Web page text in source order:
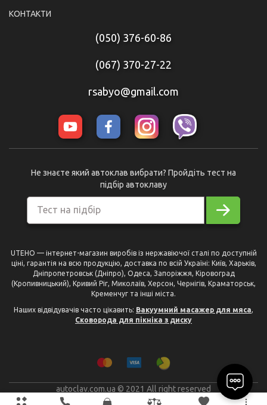
КОНТАКТИ
(050) 376-60-86
(067) 370-27-22
rsabyo@gmail.com
Тест на підбір
Не знаєте який автоклав вибрати? Пройдіть тест на
підбір автоклаву
UTEHO — інтернет-магазин виробів із нержавіючої сталі по доступній
ціні, гарантія на всю продукцію, доставка по всій Україні: Київ, Харьків,
Дніпропетровськ (Дніпро), Одеса, Запоріжжя, Кіровоград
(Кропивницький), Кривий Ріг, Миколаїв, Херсон, Чернігів, Краматорськ,
Кременчуг та інші міста.
Наших відвідувачів часто цікавить: Вакуумний масажер для мяса,
Сковорода для пікніка з диску
autoclav.com.ua © 2021 All right reserved